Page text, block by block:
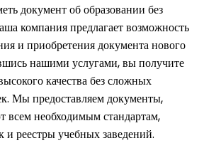
документ об образовании без
компания предлагает возможность
и приобретения документа нового
нашими услугами, вы получите
качества без сложных
Мы предоставляем документы,
всем необходимым стандартам,
и реестры учебных заведений.